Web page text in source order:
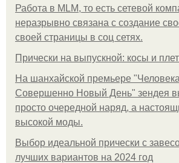
Работа в MLM, то есть сетевой
неразрывно связана с создание
своей страницы в соц сетях.
Прически на выпускной: косы и
На шанхайской премьере
Совершенно Новый День" зендея
просто очередной наряд, а
высокой моды.
Выбор идеальной прически с
лучших вариантов на 2024 год